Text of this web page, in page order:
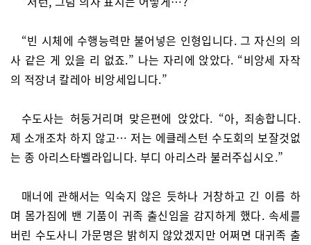
“빈 시체에 수행능력만 불어넣은 인형입니다. 그 자신의 의
사 같은 게 있을 리 없죠.” 나는 자리에 앉았다. “비앙세 자작
의 적장녀 칼레아 비앙세입니다.”
수도사는 허둥거리며 맞은편에 앉았다. “아, 죄송합니다.
제 소개조차 하지 않고… 저는 에클레스턴 수도회의 보잘것없
는 종 아리스타벨라입니다. 부디 아리스라 불러주십시오.”
매너에 관해서는 익숙지 않은 듯하나 거창하고 긴 이름 하
며 몸가짐에 밴 기품이 귀족 출신임을 감지하게 했다. 속세를
버린 수도사니 가문명은 밝히지 않았겠지만 어쩌면 대귀족 출